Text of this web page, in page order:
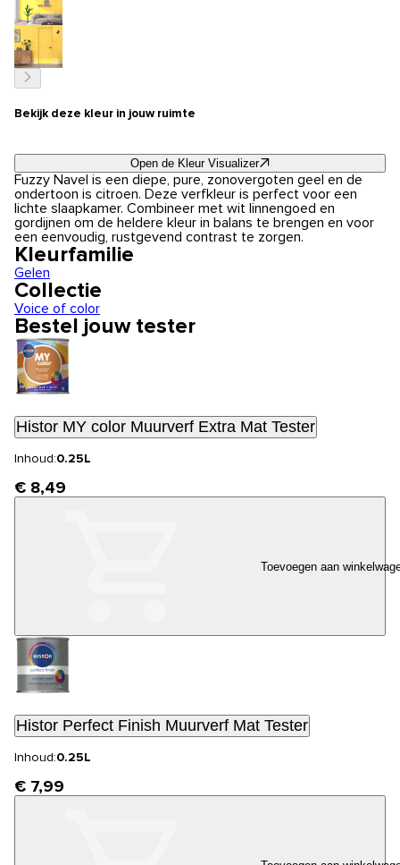
Bekijk deze kleur in jouw ruimte
Open de Kleur Visualizer
Fuzzy Navel is een diepe, pure, zonovergoten geel en de
ondertoon is citroen. Deze verfkleur is perfect voor een
lichte slaapkamer. Combineer met wit linnengoed en
gordijnen om de heldere kleur in balans te brengen en voor
een eenvoudig, rustgevend contrast te zorgen.
Kleurfamilie
Gelen
Collectie
Voice of color
Bestel jouw tester
Histor MY color Muurverf Extra Mat Tester
Inhoud:0.25L
€ 8,49
Toevoegen aan
Histor Perfect Finish Muurverf Mat Tester
Inhoud:0.25L
€ 7,99